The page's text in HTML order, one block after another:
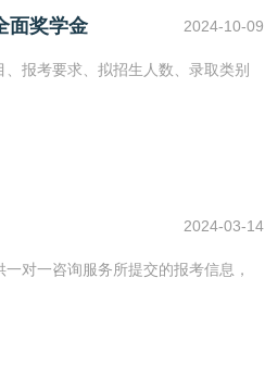
面奖学金 2024-10-09
报考要求、拟招生人数、录取类别
2024-03-14
对一咨询服务所提交的报考信息，